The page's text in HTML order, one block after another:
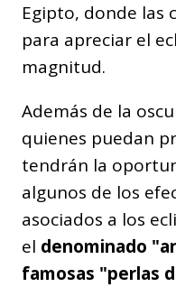
Egipto, donde las
para apreciar el
magnitud.
Además de la
quienes puedan
tendrán la
algunos de los
asociados a los
el denominado
famosas "perlas